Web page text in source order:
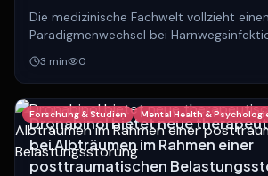
Die medizinische Fachwelt vollzieht einen
Paradigmenwechsel bei
anatomischer Einteilungen rückt die
zwischen lokalisierten und
Fokus.
3 min 0
Forschung & Studien Mental Health &
Dronabinol bietet neue
bei Albträumen im Rahmen einer
posttraumatischen